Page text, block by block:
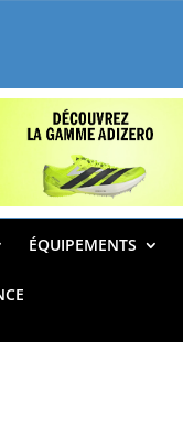
ÉQUIPEMENTS